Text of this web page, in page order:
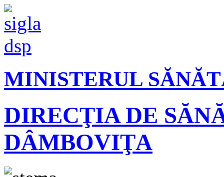
MINISTERUL
DIRECŢIA DE
DÂMBOVIŢA